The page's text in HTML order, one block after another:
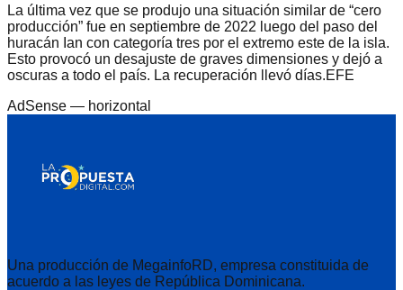
La última vez que se produjo una situación similar de “cero
producción” fue en septiembre de 2022 luego del paso del
huracán Ian con categoría tres por el extremo este de la isla.
Esto provocó un desajuste de graves dimensiones y dejó a
oscuras a todo el país. La recuperación llevó días.EFE
AdSense — horizontal
Una producción de MegainfoRD, empresa constituida de
acuerdo a las leyes de República Dominicana.